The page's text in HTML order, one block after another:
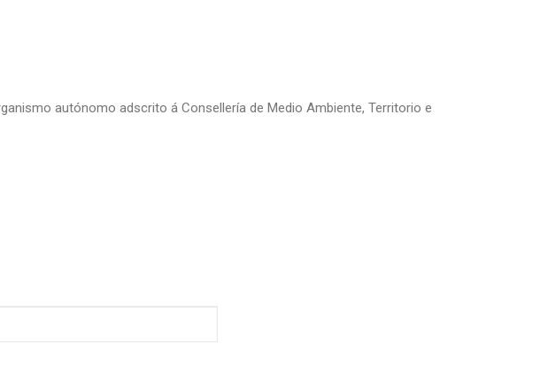
autónomo adscrito á Consellería de Medio Ambiente, Territorio e